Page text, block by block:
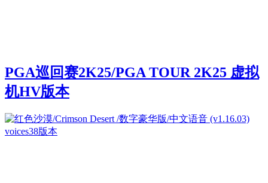
PGA巡回赛2K25/PGA TOUR 2K25 虚拟
机HV版本